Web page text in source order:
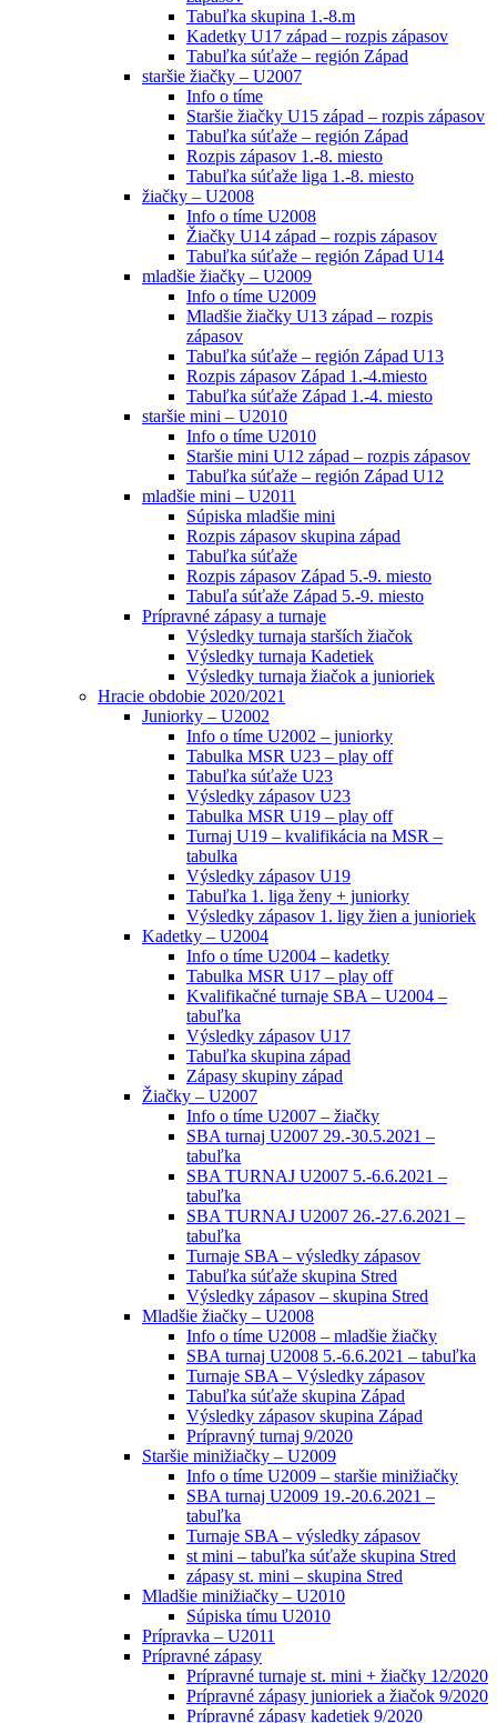
Tabuľka skupina 1.-8.m
Kadetky U17 západ – rozpis zápasov
Tabuľka súťaže – región Západ
staršie žiačky – U2007
Info o tíme
Staršie žiačky U15 západ – rozpis zápasov
Tabuľka súťaže – región Západ
Rozpis zápasov 1.-8. miesto
Tabuľka súťaže liga 1.-8. miesto
žiačky – U2008
Info o tíme U2008
Žiačky U14 západ – rozpis zápasov
Tabuľka súťaže – región Západ U14
mladšie žiačky – U2009
Info o tíme U2009
Mladšie žiačky U13 západ – rozpis
zápasov
Tabuľka súťaže – región Západ U13
Rozpis zápasov Západ 1.-4.miesto
Tabuľka súťaže Západ 1.-4. miesto
staršie mini – U2010
Info o tíme U2010
Staršie mini U12 západ – rozpis zápasov
Tabuľka súťaže – región Západ U12
mladšie mini – U2011
Súpiska mladšie mini
Rozpis zápasov skupina západ
Tabuľka súťaže
Rozpis zápasov Západ 5.-9. miesto
Tabuľa súťaže Západ 5.-9. miesto
Prípravné zápasy a turnaje
Výsledky turnaja starších žiačok
Výsledky turnaja Kadetiek
Výsledky turnaja žiačok a junioriek
Hracie obdobie 2020/2021
Juniorky – U2002
Info o tíme U2002 – juniorky
Tabulka MSR U23 – play off
Tabuľka súťaže U23
Výsledky zápasov U23
Tabulka MSR U19 – play off
Turnaj U19 – kvalifikácia na MSR –
tabulka
Výsledky zápasov U19
Tabuľka 1. liga ženy + juniorky
Výsledky zápasov 1. ligy žien a junioriek
Kadetky – U2004
Info o tíme U2004 – kadetky
Tabulka MSR U17 – play off
Kvalifikačné turnaje SBA – U2004 –
tabuľka
Výsledky zápasov U17
Tabuľka skupina západ
Zápasy skupiny západ
Žiačky – U2007
Info o tíme U2007 – žiačky
SBA turnaj U2007 29.-30.5.2021 –
tabuľka
SBA TURNAJ U2007 5.-6.6.2021 –
tabuľka
SBA TURNAJ U2007 26.-27.6.2021 –
tabuľka
Turnaje SBA – výsledky zápasov
Tabuľka súťaže skupina Stred
Výsledky zápasov – skupina Stred
Mladšie žiačky – U2008
Info o tíme U2008 – mladšie žiačky
SBA turnaj U2008 5.-6.6.2021 – tabuľka
Turnaje SBA – Výsledky zápasov
Tabuľka súťaže skupina Západ
Výsledky zápasov skupina Západ
Prípravný turnaj 9/2020
Staršie minižiačky – U2009
Info o tíme U2009 – staršie minižiačky
SBA turnaj U2009 19.-20.6.2021 –
tabuľka
Turnaje SBA – výsledky zápasov
st mini – tabuľka súťaže skupina Stred
zápasy st. mini – skupina Stred
Mladšie minižiačky – U2010
Súpiska tímu U2010
Prípravka – U2011
Prípravné zápasy
Prípravné turnaje st. mini + žiačky 12/2020
Prípravné zápasy junioriek a žiačok 9/2020
Prípravné zápasy kadetiek 9/2020